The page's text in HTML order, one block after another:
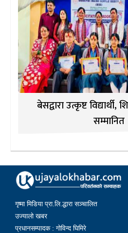
बेसद्वारा उत्कृष्ट विद्यार्थी,
सम्मानित
गृष्मा मिडिया प्रा.लि.द्धारा सञ्चालित
उज्यालो खबर
प्रधानसम्पादक : गोविन्द घिमिरे